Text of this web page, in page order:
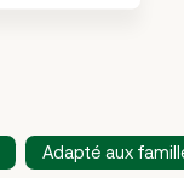
Adapté aux